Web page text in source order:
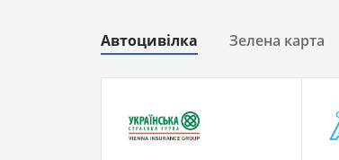
Автоцивілка Зелена карта